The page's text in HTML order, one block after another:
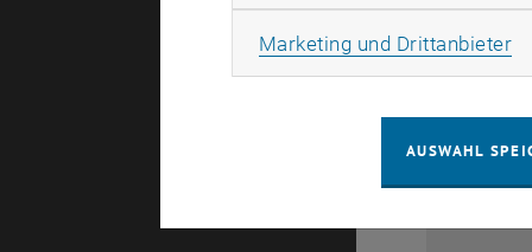
Marketing und Drittanbieter
AUSWAHL